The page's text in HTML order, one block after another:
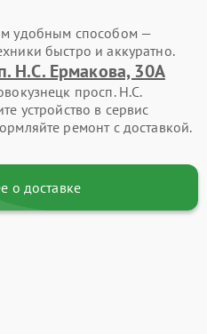
удобным способом —
быстро и аккуратно.
Н.С. Ермакова, 30А
просп. Н.С.
устройство в сервис
ремонт с доставкой.
о доставке